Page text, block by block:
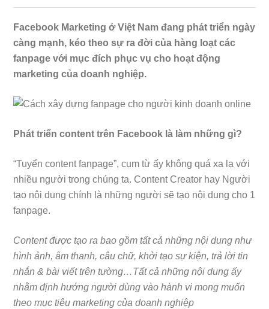
Facebook Marketing ở Việt Nam đang phát triển ngày
càng mạnh, kéo theo sự ra đời của hàng loạt các
fanpage với mục đích phục vụ cho hoạt động
marketing của doanh nghiệp.
Phát triển content trên Facebook là làm những gì?
“Tuyển content fanpage”, cụm từ ấy không quá xa lạ với
nhiều người trong chúng ta. Content Creator hay Người
tạo nội dung chính là những người sẽ tạo nội dung cho 1
fanpage.
Content được tạo ra bao gồm tất cả những nội dung như
hình ảnh, âm thanh, câu chữ, khởi tạo sự kiện, trả lời tin
nhắn & bài viết trên tường…Tất cả những nội dung ấy
nhằm định hướng người dùng vào hành vi mong muốn
theo mục tiêu marketing của doanh nghiệp